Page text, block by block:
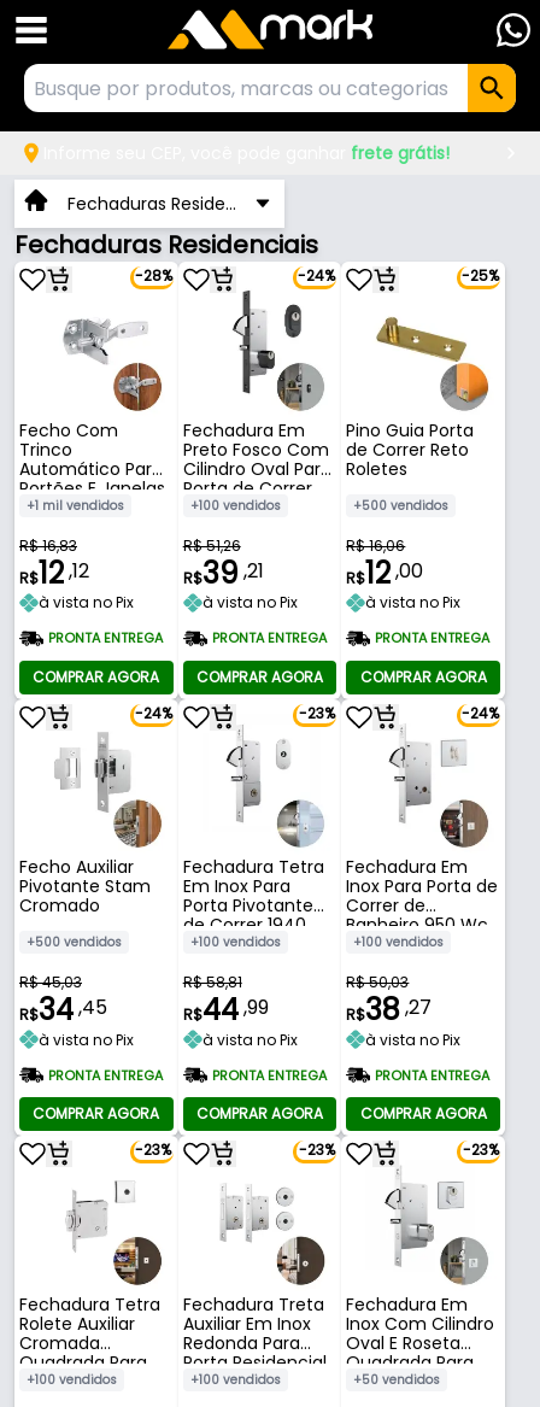
frete grátis!
Fechaduras Residenciais
Fechaduras Residenciais
-28%
Fecho Com
Trinco
Automático Para
Portões E Janelas
+1 mil vendidos
R$ 16,83
R$12,12
à vista no Pix
PRONTA ENTREGA
COMPRAR AGORA
-24%
Fechadura Em
Preto Fosco Com
Cilindro Oval Para
Porta de Correr
940 Stam
+100 vendidos
R$ 51,26
R$39 ,21
à vista no Pix
PRONTA ENTREGA
COMPRAR AGORA
-25%
Pino Guia Porta
de Correr Reto
Roletes
+500 vendidos
R$ 16,06
R$12,00
à vista no Pix
PRONTA ENTREGA
COMPRAR AGORA
-24%
Fecho Auxiliar
Pivotante Stam
Cromado
+500 vendidos
R$ 45,03
R$34,45
à vista no Pix
PRONTA ENTREGA
COMPRAR AGORA
-23%
Fechadura Tetra
Em Inox Para
Porta Pivotante
de Correr 1940
Stam
+100 vendidos
R$ 58,81
R$44,99
à vista no Pix
PRONTA ENTREGA
COMPRAR AGORA
-24%
Fechadura Em
Inox Para Porta de
Correr de
Banheiro 950 Wc
Stam
+100 vendidos
R$ 50,03
R$38,27
à vista no Pix
PRONTA ENTREGA
COMPRAR AGORA
-23%
Fechadura Tetra
Rolete Auxiliar
Cromada
Quadrada Para
Porta Residencial
+100 vendidos
-23%
Fechadura Treta
Auxiliar Em Inox
Redonda Para
Porta Residencial
Pivotante de 25 A
+100 vendidos
-23%
Fechadura Em
Inox Com Cilindro
Oval E Roseta
Quadrada Para
Porta Pivotante
+50 vendidos